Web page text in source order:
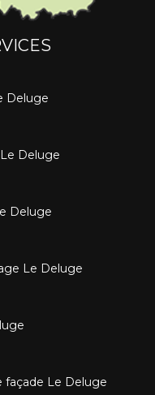
Deluge
Deluge
Deluge
Le Deluge
Le Deluge